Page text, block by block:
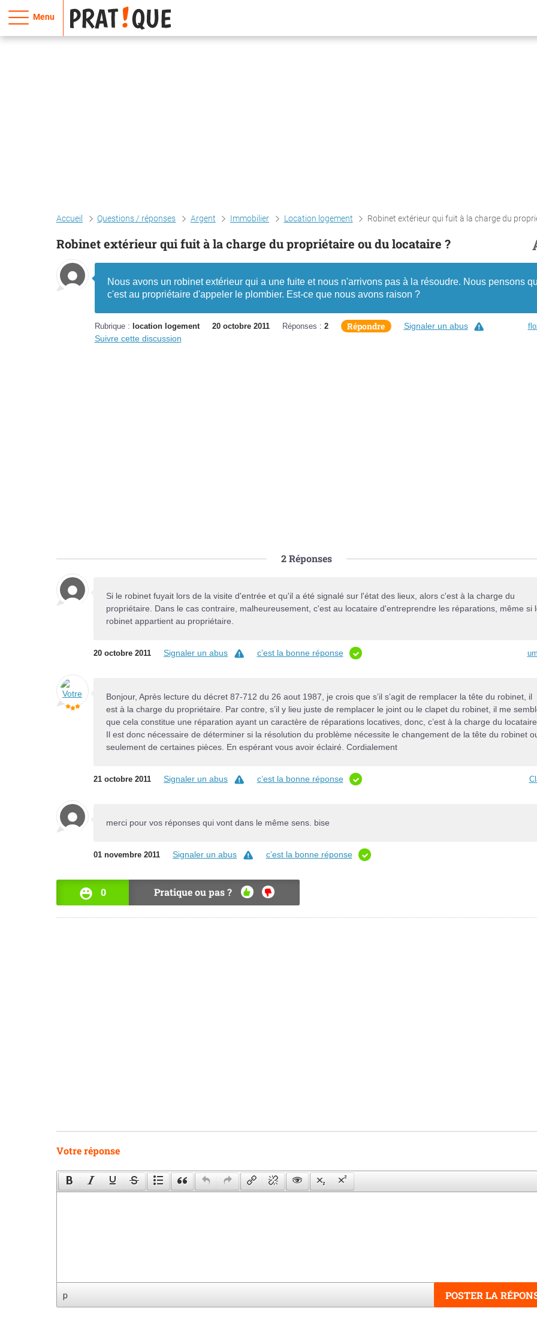
Menu
Accueil Questions / réponses Argent Immobilier Location logement Robinet extérieur qui fuit à la charge du propriétaire ou du
Robinet extérieur qui fuit à la charge du propriétaire ou du locataire ?
Nous avons un robinet extérieur qui a une fuite et nous n'arrivons pas à la résoudre. Nous pensons
c'est au propriétaire d'appeler le plombier. Est-ce que nous avons raison ?
Rubrique : location logement 20 octobre 2011 Réponses : 2 Répondre
Signaler un abus
Suivre cette discussion
2Réponses
Si le robinet fuyait lors de la visite d'entrée et qu'il a été signalé sur l'état des lieux, alors c'est à la charge du
propriétaire. Dans le cas contraire, malheureusement, c'est au locataire d'entreprendre les réparations, même si
robinet appartient au propriétaire.
20 octobre 2011 Signaler un abus c’est la bonne réponse
Bonjour, Après lecture du décret 87-712 du 26 aout 1987, je crois que s’il s’agit de remplacer la tête du robinet, il
est à la charge du propriétaire. Par contre, s’il y lieu juste de remplacer le joint ou le clapet du robinet, il me
que cela constitue une réparation ayant un caractère de réparations locatives, donc, c’est à la charge du locataire.
Il est donc nécessaire de déterminer si la résolution du problème nécessite le changement de la tête du robinet
seulement de certaines pièces. En espérant vous avoir éclairé. Cordialement
21 octobre 2011 Signaler un abus c’est la bonne réponse
merci pour vos réponses qui vont dans le même sens. bise
01 novembre 2011 Signaler un abus c’est la bonne réponse
0 Pratique ou pas ?
OUI NON
Votre réponse
p POSTER LA